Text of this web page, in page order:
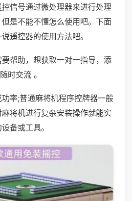
信号通过微处理器来进行处理
是不能不懂怎么使用吧。下面
遥控器的使用方法吧。
帮助，想获取一对一指导，添
时交流 。
率;普通麻将机程序控牌器一般
将机进行复杂安装操作就能实
备或工具。